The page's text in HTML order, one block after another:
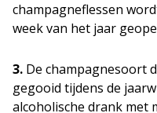
champagneflessen
week van het jaar
3. De champagnesoort
gegooid tijdens de
alcoholische drank met